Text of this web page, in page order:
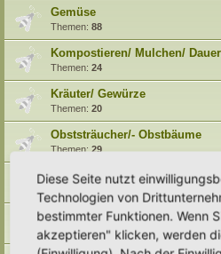
Gemüse
Themen: 88
Kompostieren/ Mulchen/
Themen: 24
Kräuter/ Gewürze
Themen: 20
Obststräucher/- Obstbäume
Themen: 29
Vermehrung/ Vorziehen
11
Wassermanagement
Themen:8
Diese Seite nutzt
Technologien von
bestimmter Funktionen. Wenn
akzeptieren" klicken, werden